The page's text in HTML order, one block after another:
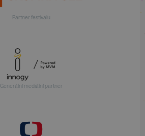
Partner festivalu
Generální mediální partner